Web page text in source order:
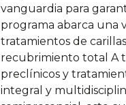
vanguardia para
programa abarca una
tratamientos de
recubrimiento total A
preclínicos y
integral y